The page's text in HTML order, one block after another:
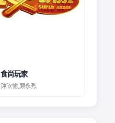
食尚玩家
钟欣愉,颜永烈